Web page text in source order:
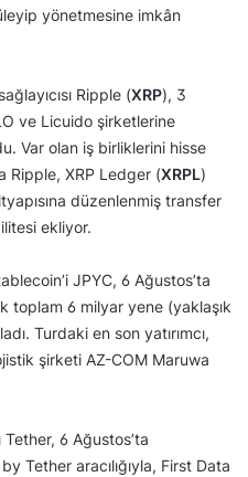
yönetmesine imkân
Ripple (XRP), 3
ve Licuido şirketlerine
Var olan iş birliklerini hisse
Ripple, XRP Ledger (XRPL)
düzenlenmiş transfer
ekliyor.
JPYC, 6 Ağustos’ta
toplam 6 milyar yene (yaklaşık
Turdaki en son yatırımcı,
şirketi AZ-COM Maruwa
6 Ağustos’ta
Tether aracılığıyla, First Data